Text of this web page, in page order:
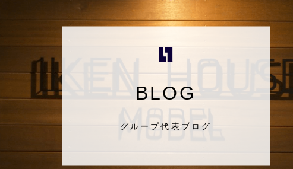
BLOG
グループ代表ブログ